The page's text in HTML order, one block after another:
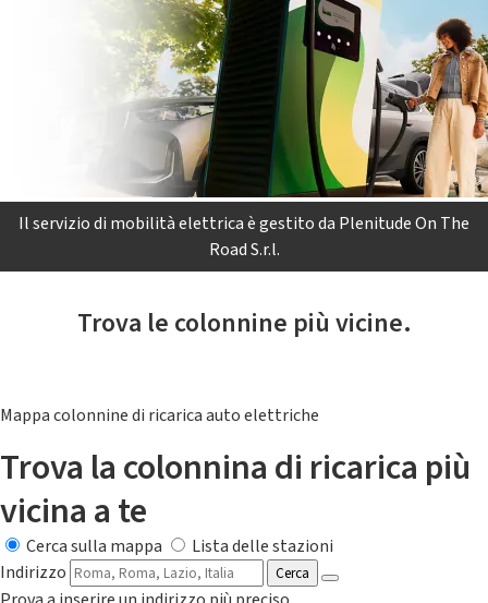
Il servizio di mobilità elettrica è gestito da Plenitude On The
Road S.r.l.
Trova le colonnine più vicine.
Mappa colonnine di ricarica auto elettriche
Trova la colonnina di ricarica più
vicina a te
Cerca sulla mappa
Lista delle stazioni
Indirizzo
Cerca